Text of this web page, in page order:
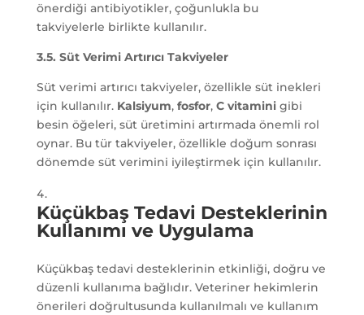
önerdiği antibiyotikler, çoğunlukla bu
takviyelerle birlikte kullanılır.
3.5. Süt Verimi Artırıcı Takviyeler
Süt verimi artırıcı takviyeler, özellikle süt inekleri
için kullanılır. Kalsiyum, fosfor, C vitaminigibi
besin öğeleri, süt üretimini artırmada önemli rol
oynar. Bu tür takviyeler, özellikle doğum sonrası
dönemde süt verimini iyileştirmek için kullanılır.
Küçükbaş Tedavi Desteklerinin
Kullanımı ve Uygulama
Küçükbaş tedavi desteklerinin etkinliği, doğru ve
düzenli kullanıma bağlıdır. Veteriner hekimlerin
önerileri doğrultusunda kullanılmalı ve kullanım